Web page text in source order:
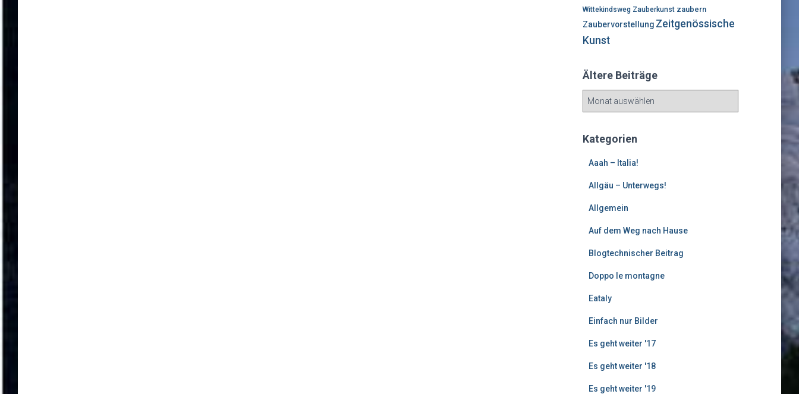
Wittekindsweg Zauberkunst zaubern
Zaubervorstellung Zeitgenössische
Kunst
Ältere Beiträge
e
Kategorien
Aaah – Italia!
Allgäu – Unterwegs!
Allgemein
Auf dem Weg nach Hause
Blogtechnischer Beitrag
Doppo le montagne
Eataly
Einfach nur Bilder
Es geht weiter '17
Es geht weiter '18
Es geht weiter '19